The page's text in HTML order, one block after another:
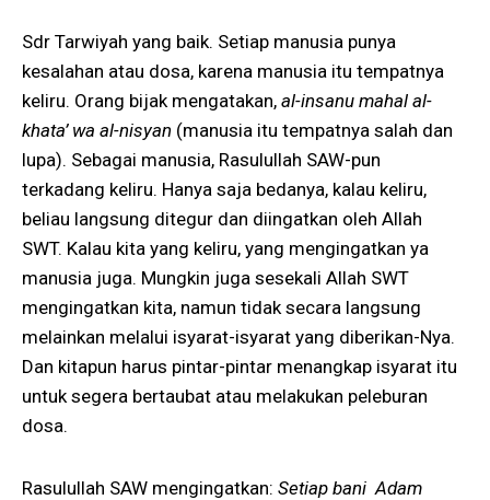
Sdr Tarwiyah yang baik. Setiap manusia punya
kesalahan atau dosa, karena manusia itu tempatnya
keliru. Orang bijak mengatakan, al-insanu mahal al-
khata’ wa al-nisyan (manusia itu tempatnya salah dan
lupa). Sebagai manusia, Rasulullah SAW-pun
terkadang keliru. Hanya saja bedanya, kalau keliru,
beliau langsung ditegur dan diingatkan oleh Allah
SWT. Kalau kita yang keliru, yang mengingatkan ya
manusia juga. Mungkin juga sesekali Allah SWT
mengingatkan kita, namun tidak secara langsung
melainkan melalui isyarat-isyarat yang diberikan-Nya.
Dan kitapun harus pintar-pintar menangkap isyarat itu
untuk segera bertaubat atau melakukan peleburan
dosa.
Rasulullah SAW mengingatkan: Setiap bani Adam